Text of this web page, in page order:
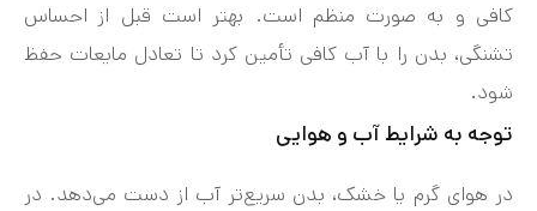
کافی و به‌ صورت منظم است. بهتر است قبل از احساس
تشنگی، بدن را با آب کافی تأمین کرد تا تعادل مایعات حفظ
شود.
توجه به شرایط آب و هوایی
در هوای گرم یا خشک، بدن سریع‌تر آب از دست می‌دهد. در